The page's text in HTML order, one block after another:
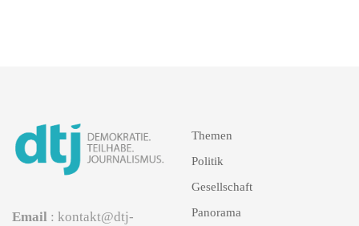
Email : kontakt@dtj-
Themen
Politik
Gesellschaft
Panorama